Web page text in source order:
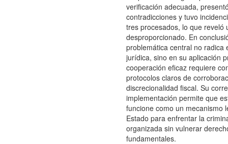
verificación adecuada,
contradicciones y tuvo
tres procesados, lo que reveló
desproporcionado. En
problemática central no radica
jurídica, sino en su aplicación
cooperación eficaz requiere
protocolos claros de
discrecionalidad fiscal. Su
implementación permite que
funcione como un mecanismo
Estado para enfrentar la
organizada sin vulnerar
fundamentales.